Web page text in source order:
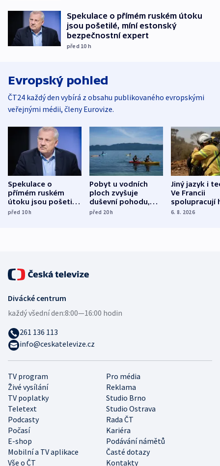
Spekulace o přímém ruském útoku
jsou pošetilé, míní estonský
bezpečnostní expert
před 10 h
Evropský pohled
ČT24 každý den vybírá z obsahu publikovaného evropskými
veřejnými médii, členy Eurovize.
Spekulace o
přímém ruském
útoku jsou pošetilé,
míní estonský
před 10h
Pobyt u vodních
ploch zvyšuje
duševní pohodu,
ukázala
před 20h
Jiný jazyk i
Ve Francii
spolupracují
různých zemí
6. 8. 2026
TV program
Pro média
Živé vysílání
Reklama
TV poplatky
Studio Brno
Teletext
Studio Ostrava
Podcasty
Rada ČT
Počasí
Kariéra
E-shop
Podávání námětů
Mobilní a TV aplikace
Časté dotazy
Vše o ČT
Kontakty
Divácké centrum
každý všední den:8:00—16:00 hodin
261 136 113
info@ceskatelevize.cz